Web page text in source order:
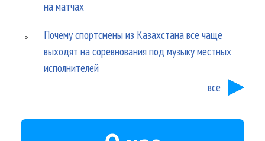
на матчах
Почему спортсмены из Казахстана все чаще
выходят на соревнования под музыку местных
исполнителей
все